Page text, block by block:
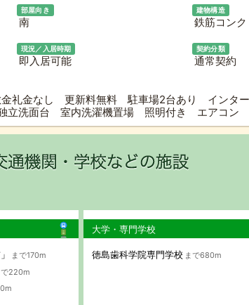
部屋向き
南
建物構造
鉄筋コン
現況／入居時期
即入居可能
契約分類
通常契約
礼金なし 更新料無料 駐車場2台あり インタ
洗面台 室内洗濯機置場 照明付き エアコン
まで170m
で220m
大学・専門学校
徳島歯科学院専門学校 まで680m